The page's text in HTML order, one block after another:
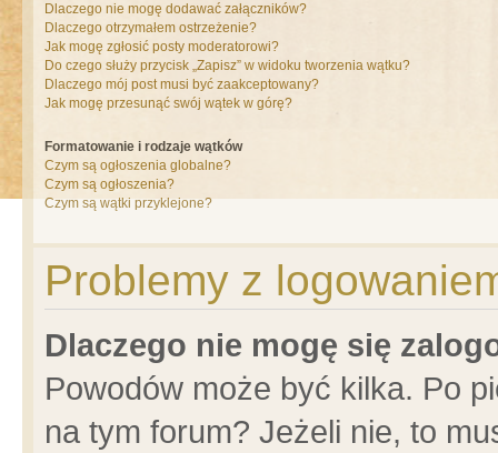
Dlaczego nie mogę dodawać załączników?
Dlaczego otrzymałem ostrzeżenie?
Jak mogę zgłosić posty moderatorowi?
Do czego służy przycisk „Zapisz” w widoku tworzenia wątku?
Dlaczego mój post musi być zaakceptowany?
Jak mogę przesunąć swój wątek w górę?
Formatowanie i rodzaje wątków
Czym są ogłoszenia globalne?
Czym są ogłoszenia?
Czym są wątki przyklejone?
Problemy z
Dlaczego nie mogę się
Powodów może być kilka. Po
na tym forum? Jeżeli nie, to